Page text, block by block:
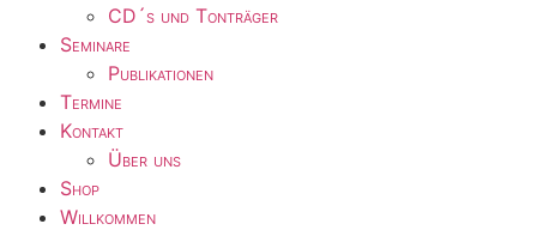
CD´s und Tonträger
Seminare
Publikationen
Termine
Kontakt
Über uns
Shop
Willkommen